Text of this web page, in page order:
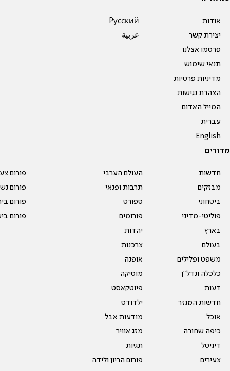
אודות
יצירת קשר
פרסמו אצלנו
תנאי שימוש
מדיניות פרטיות
הצהרת נגישות
המייל האדום
עברית
English
Pусский
عربية
מדורים
חדשות
מבזקים
ביטחוני
פוליטי-מדיני
בארץ
בעולם
משפט ופלילים
כלכלה ונדל"ן
דעות
חדשות המגזר
אוכל
כיפה שחורה
דיגיטל
צעירים
העולם הערבי
תרבות ופנאי
ספורט
פורומים
יהדות
צרכנות
אופנה
מוסיקה
פיוטקאסט
ילדודס
מודעות אבל
מזג אוויר
תגיות
פורום הריון ולידה
פורום
פורום
פורום
פורום